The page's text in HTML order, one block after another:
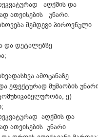
აღქმის და
ათვისების უნარი.
შემდეგი პიროვნული
და დეტალებზე
ამოცანაზე
ეფექტურად მუშაობის
ე)
აღქმის და
ათვისების უნარი.